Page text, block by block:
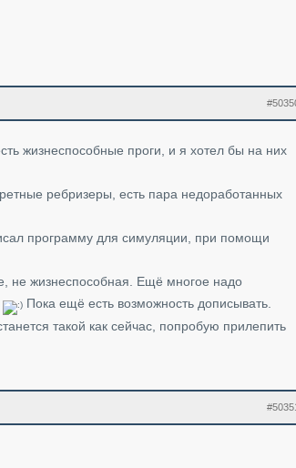
жизнеспособные проги, и я хотел бы на них
ребризеры, есть пара недоработанных
программу для симуляции, при помощи
не жизнеспособная. Ещё многое надо
Пока ещё есть возможность дописывать.
такой как сейчас, попробую прилепить